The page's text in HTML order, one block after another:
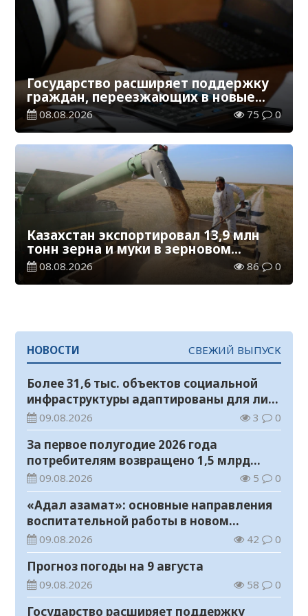
Государство расширяет поддержку
граждан, переезжающих в новые
регионы для работы
08.08.2026 75 0
Казахстан экспортировал 13,9 млн
тонн зерна и муки в зерновом
эквиваленте
08.08.2026 86 0
НОВОСТИ СВЕЖИЙ ВЫПУСК
Более 31,6 тыс. объектов социальной
инфраструктуры адаптированы для лиц
с инвалидностью
09.08.2026 3 0
За первое полугодие 2026 года
потребителям возвращено 1,5 млрд
тенге
09.08.2026 5 0
«Адал азамат»: основные направления
воспитательной работы в новом
учебном году
09.08.2026 42 0
Прогноз погоды на 9 августа
09.08.2026 58 0
Государство расширяет поддержку